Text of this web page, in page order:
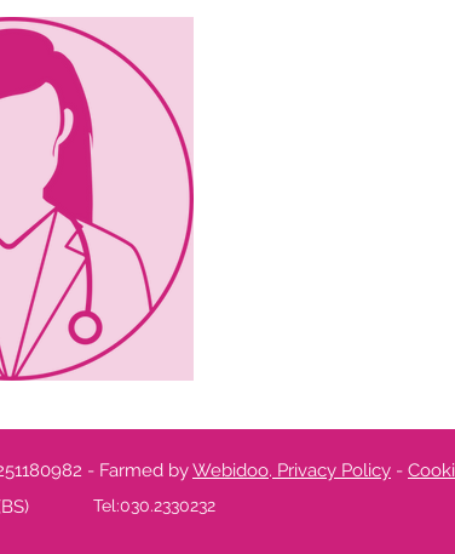
- Farmed byWebidoo. Privacy Policy -
Tel:030.2330232